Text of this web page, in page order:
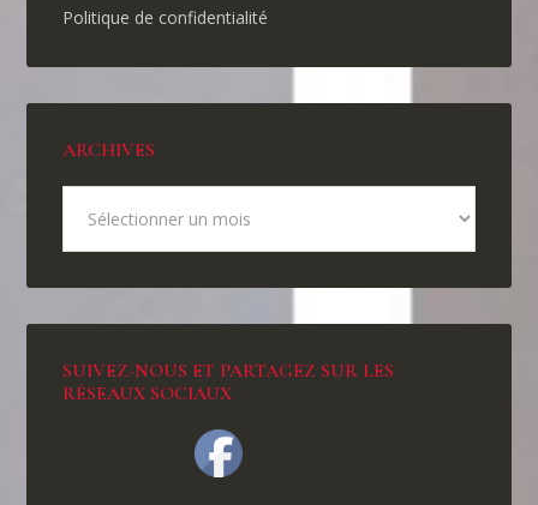
Politique de confidentialité
ARCHIVES
SUIVEZ-NOUS ET PARTAGEZ SUR LES
RÉSEAUX SOCIAUX